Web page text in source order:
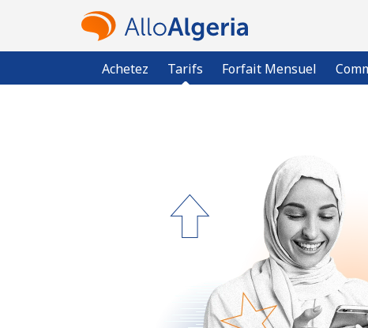
Achetez Tarifs Forfait Mensuel